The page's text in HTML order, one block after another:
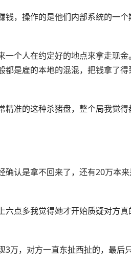
，操作的是他们内部系统的一
个人在约定好的地点来拿走现
是雇的本地的混混，把钱拿了
准的这种杀猪盘，整个局我觉
认是拿不回来了，还有20万本
点多我觉得她才开始质疑对方
万，对方一直东扯西扯的，最后